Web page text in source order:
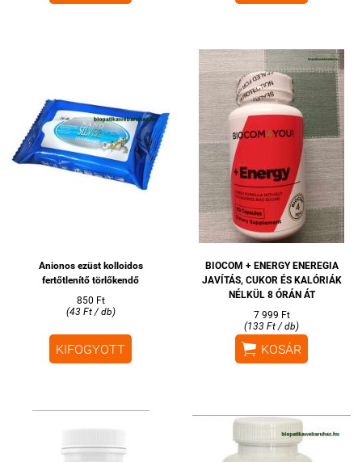
Anionos ezüst kolloidos
fertőtlenítő törlőkendő
850 Ft
(43 Ft / db)
KIFOGYOTT
BIOCOM + ENERGY ENEREGIA
JAVÍTÁS, CUKOR ÉS KALÓRIÁK
NÉLKÜL 8 ÓRÁN ÁT
7 999 Ft
(133 Ft / db)
 KOSÁR